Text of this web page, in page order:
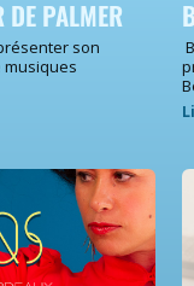
DE PALMER
son
musiques